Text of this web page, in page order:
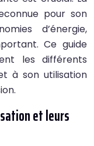
pour son
d’énergie,
Ce guide
les différents
à son utilisation
et leurs